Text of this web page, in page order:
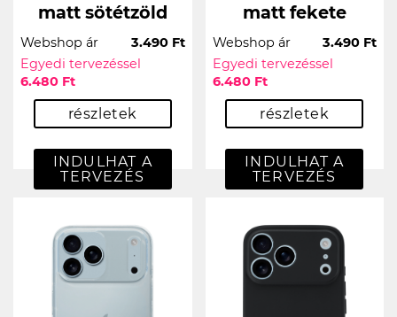
matt sötétzöld
Webshop ár
3.490 Ft
Egyedi tervezéssel
6.480 Ft
részletek
INDULHAT A
TERVEZÉS
matt fekete
Webshop ár
3.490 Ft
Egyedi tervezéssel
6.480 Ft
részletek
INDULHAT A
TERVEZÉS